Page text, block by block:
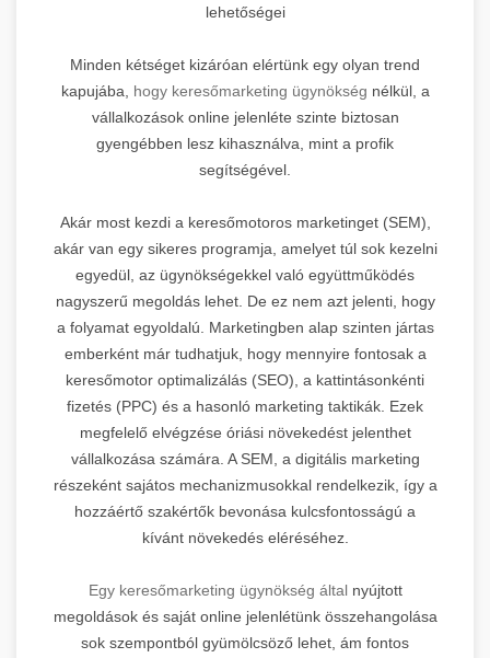
lehetőségei
Minden kétséget kizáróan elértünk egy olyan trend
kapujába, hogy keresőmarketing ügynökség nélkül, a
vállalkozások online jelenléte szinte biztosan
gyengébben lesz kihasználva, mint a profik
segítségével.
Akár most kezdi a keresőmotoros marketinget (SEM),
akár van egy sikeres programja, amelyet túl sok kezelni
egyedül, az ügynökségekkel való együttműködés
nagyszerű megoldás lehet. De ez nem azt jelenti, hogy
a folyamat egyoldalú. Marketingben alap szinten jártas
emberként már tudhatjuk, hogy mennyire fontosak a
keresőmotor optimalizálás (SEO), a kattintásonkénti
fizetés (PPC) és a hasonló marketing taktikák. Ezek
megfelelő elvégzése óriási növekedést jelenthet
vállalkozása számára. A SEM, a digitális marketing
részeként sajátos mechanizmusokkal rendelkezik, így a
hozzáértő szakértők bevonása kulcsfontosságú a
kívánt növekedés eléréséhez.
Egy keresőmarketing ügynökség által nyújtott
megoldások és saját online jelenlétünk összehangolása
sok szempontból gyümölcsöző lehet, ám fontos